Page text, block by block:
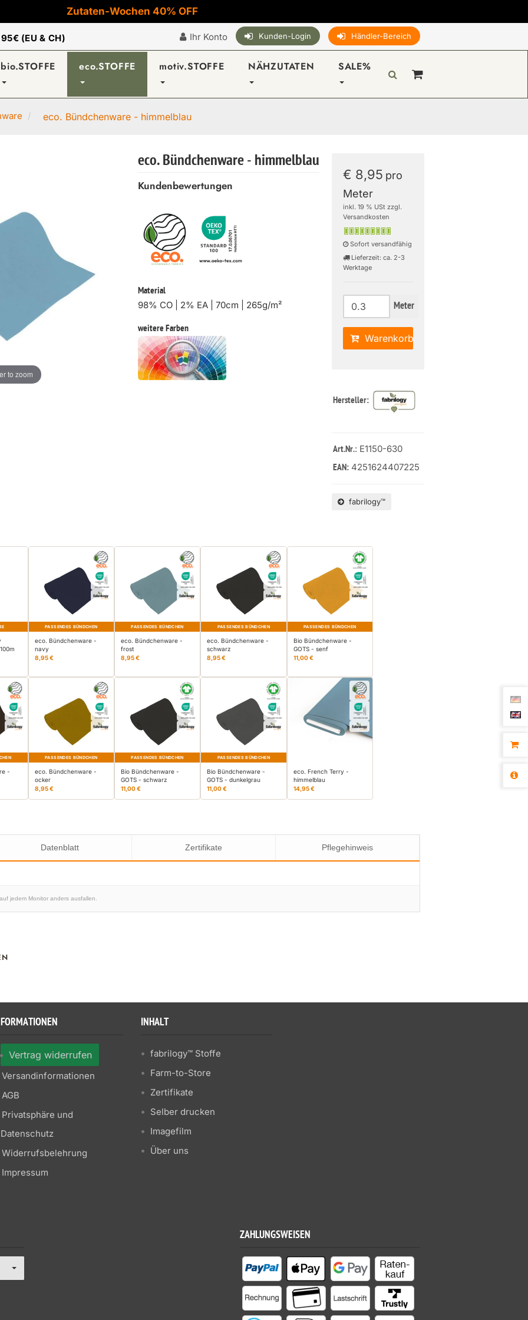
Zutaten-Wochen 40% OFF
95€ (EU & CH) Ihr Konto Kunden-Login Händler-Bereich
bio.STOFFE eco.STOFFE motiv.STOFFE NÄHZUTATEN SALE%
eco. Bündchenware - himmelblau
to zoom
eco. Bündchenware - himmelblau
Kundenbewertungen
Material
98% CO | 2% EA | 70cm | 265g/m²
weitere Farben
€ 8,95 pro
Meter
inkl. 19 % USt zzgl.
Versandkosten
Sofort versandfähig
Lieferzeit: ca. 2-3
Werktage
Meter
Warenkorb
Hersteller:
Art.Nr.: E1150-630
EAN: 4251624407225
fabrilogy™
PASSENDES BÜNDCHEN
eco. Bündchenware -
navy
8,95 €
PASSENDES BÜNDCHEN
eco. Bündchenware -
frost
8,95 €
PASSENDES BÜNDCHEN
eco. Bündchenware -
schwarz
8,95 €
PASSENDES BÜNDCHEN
Bio Bündchenware -
GOTS - senf
11,00 €
-
PASSENDES BÜNDCHEN
eco. Bündchenware -
ocker
8,95 €
PASSENDES BÜNDCHEN
Bio Bündchenware -
GOTS - schwarz
11,00 €
PASSENDES BÜNDCHEN
Bio Bündchenware -
GOTS - dunkelgrau
11,00 €
eco. French Terry -
himmelblau
14,95 €
Datenblatt Zertifikate Pflegehinweis
jedem Monitor anders ausfallen.
Vertrag widerrufen
Versandinformationen
AGB
Privatsphäre und
Datenschutz
Widerrufsbelehrung
Impressum
INHALT
fabrilogy™ Stoffe
Farm-to-Store
Zertifikate
Selber drucken
Imagefilm
Über uns
ZAHLUNGSWEISEN